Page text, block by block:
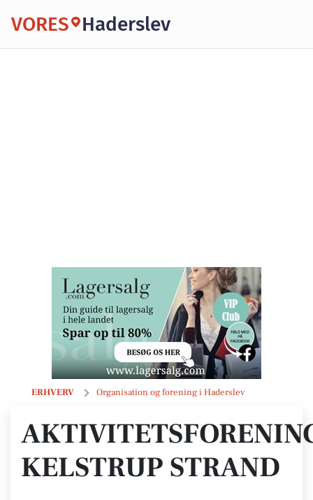
VORES Haderslev
ERHVERV Organisation og forening i Haderslev
Aktivitetsforeningen Kelstrup Strand
KELSTRUP STRAND